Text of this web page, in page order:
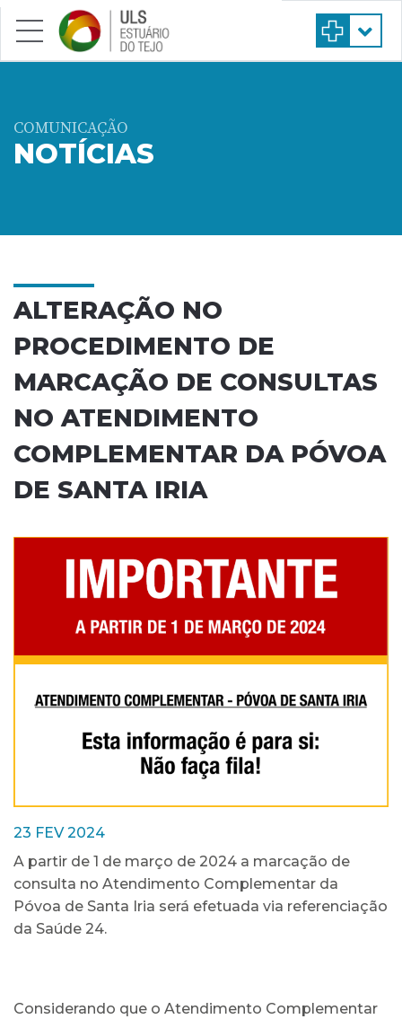
Saltar para conteúdo principal
COMUNICAÇÃO
NOTÍCIAS
ALTERAÇÃO NO
PROCEDIMENTO DE
MARCAÇÃO DE CONSULTAS
NO ATENDIMENTO
COMPLEMENTAR DA PÓVOA
DE SANTA IRIA
23 FEV 2024
A partir de 1 de março de 2024 a marcação de
consulta no Atendimento Complementar da
Póvoa de Santa Iria será efetuada via referenciação
da Saúde 24.
Considerando que o Atendimento Complementar